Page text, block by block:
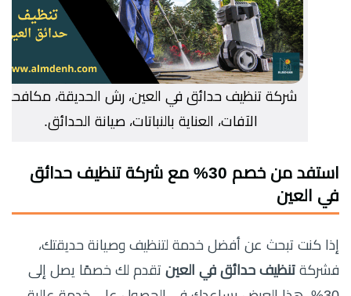
شركة تنظيف حدائق في العين، رش الحديقة، مكافحة
الآفات، العناية بالنباتات، صيانة الحدائق.
استفد من خصم 30% مع شركة تنظيف حدائق
في العين
إذا كنت تبحث عن أفضل خدمة لتنظيف وصيانة حديقتك،
فشركة تنظيف حدائق في العين تقدم لك خصمًا يصل إلى